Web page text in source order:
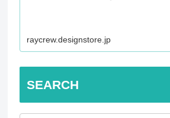
raycrew.designstore.jp
SEARCH